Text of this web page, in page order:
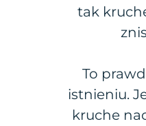
tak
To
istnieniu.
kruche